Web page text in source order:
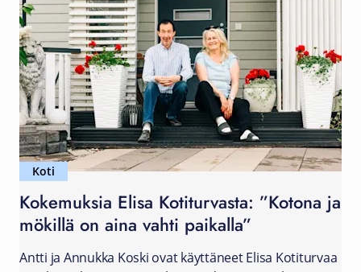
Koti
Kokemuksia Elisa Kotiturvasta: ”Kotona ja
mökillä on aina vahti paikalla”
Antti ja Annukka Koski ovat käyttäneet Elisa Kotiturvaa